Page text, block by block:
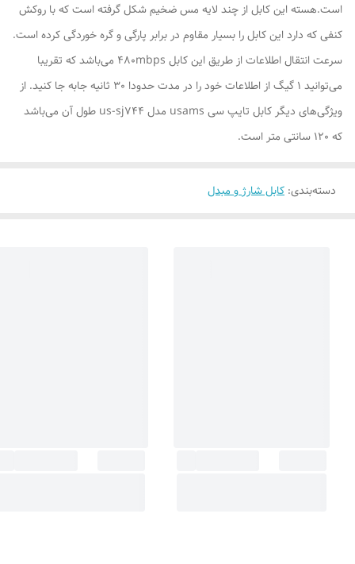
است.هسته این کابل از چند لایه مس ضخیم شکل گرفته است که با روکش
کنفی که دارد این کابل را بسیار مقاوم در برابر پارگی و گره خوردگی کرده است.
سرعت انتقال اطلاعات از طریق این کابل 480mbps می‌باشد که تقریبا
می‌توانید 1 گیگ از اطلاعات خود را در مدت حدودا 30 ثانیه جابه جا کنید. از
ویژگی‌های دیگر کابل تایپ سی usams مدل us-sj744 طول آن می‌باشد
که 120 سانتی متر است.
دسته‌بندی: کابل شارژ و مبدل